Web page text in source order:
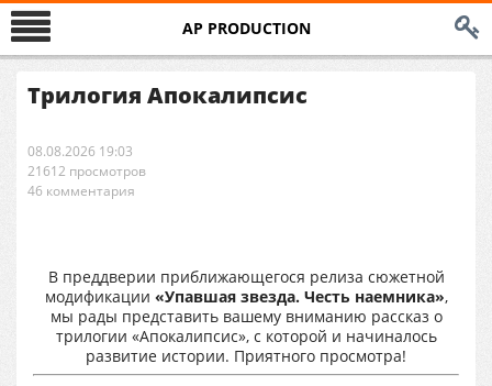
AP PRODUCTION
Трилогия Апокалипсис
08.08.2026 19:03
21612 просмотров
46 комментария
В преддверии приближающегося релиза сюжетной
модификации «Упавшая звезда. Честь наемника»,
мы рады представить вашему вниманию рассказ о
трилогии «Апокалипсис», с которой и начиналось
развитие истории. Приятного просмотра!